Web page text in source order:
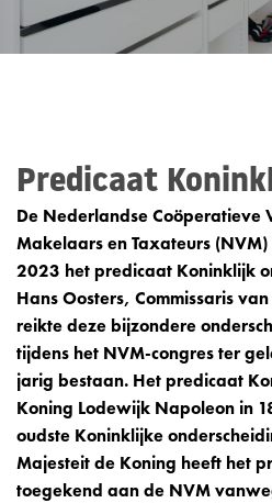
Predicaat
De Nederlandse Coöperatieve
Makelaars en Taxateurs
2023 het predicaat Koninklijk
Hans Oosters, Commissaris
reikte deze bijzondere
tijdens het NVM-congres ter
jarig bestaan. Het predicaat
Koning Lodewijk Napoleon in
oudste Koninklijke
Majesteit de Koning heeft het
toegekend aan de NVM